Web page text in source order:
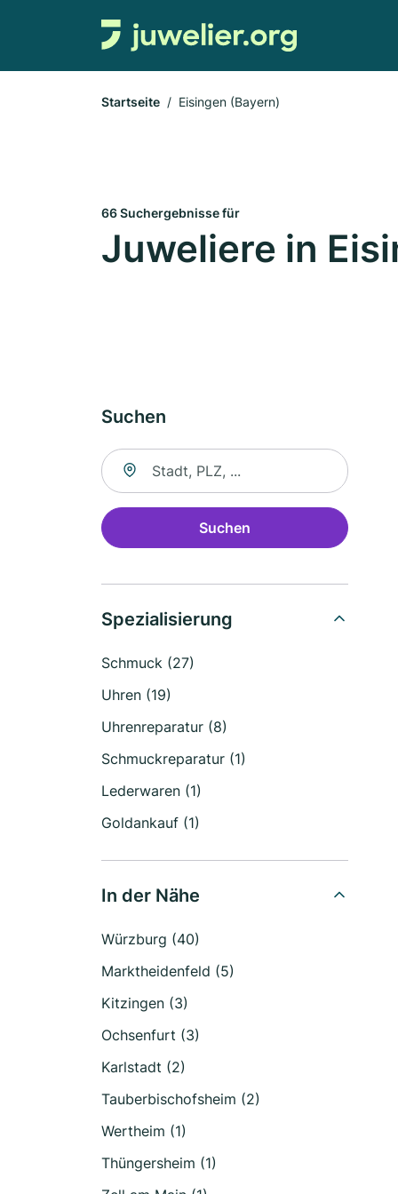
Startseite Eisingen (Bayern)
66 Suchergebnisse für
Juweliere in
Suchen
Suche nach Ort
Suchen
Spezialisierung
Schmuck (27)
Uhren (19)
Uhrenreparatur (8)
Schmuckreparatur (1)
Lederwaren (1)
Goldankauf (1)
In der Nähe
Würzburg (40)
Marktheidenfeld (5)
Kitzingen (3)
Ochsenfurt (3)
Karlstadt (2)
Tauberbischofsheim (2)
Wertheim (1)
Thüngersheim (1)